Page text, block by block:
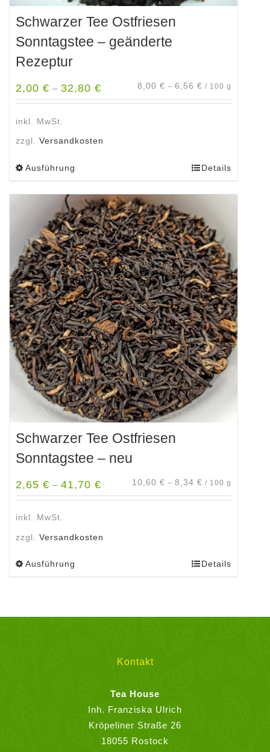
Schwarzer Tee Ostfriesen
Sonntagstee – geänderte
Rezeptur
2,00 € – 32,80 € 8,00 € – 6,56 € / 100 g
inkl. MwSt.
zzgl. Versandkosten
Ausführung
weist
mehrere
Varianten
auf.
Die
Optionen
können
auf
der
Produktseite
gewählt
werden
Details
Schwarzer Tee Ostfriesen
Sonntagstee – neu
2,65 € – 41,70 € 10,60 € – 8,34 € / 100 g
inkl. MwSt.
zzgl. Versandkosten
Ausführung
Produktseite
Details
Kontakt
Tea House
Inh. Franziska Ulrich
Kröpeliner Straße 26
18055 Rostock